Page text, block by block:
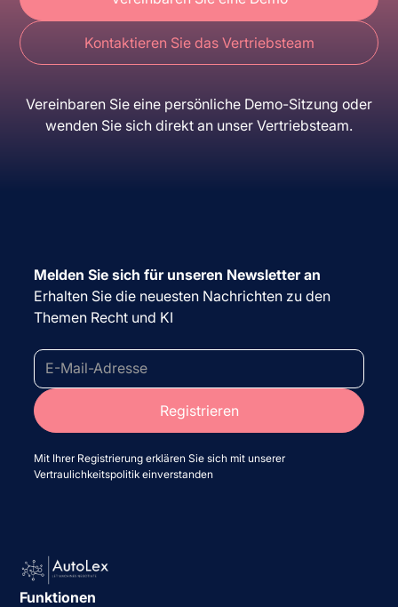
Kontaktieren Sie das Vertriebsteam
Vereinbaren Sie eine persönliche Demo-Sitzung oder
wenden Sie sich direkt an unser Vertriebsteam.
Melden Sie sich für unseren Newsletter an
Erhalten Sie die neuesten Nachrichten zu den
Themen Recht und KI
Mit Ihrer Registrierung erklären Sie sich mit unserer
Vertraulichkeitspolitik einverstanden
Funktionen